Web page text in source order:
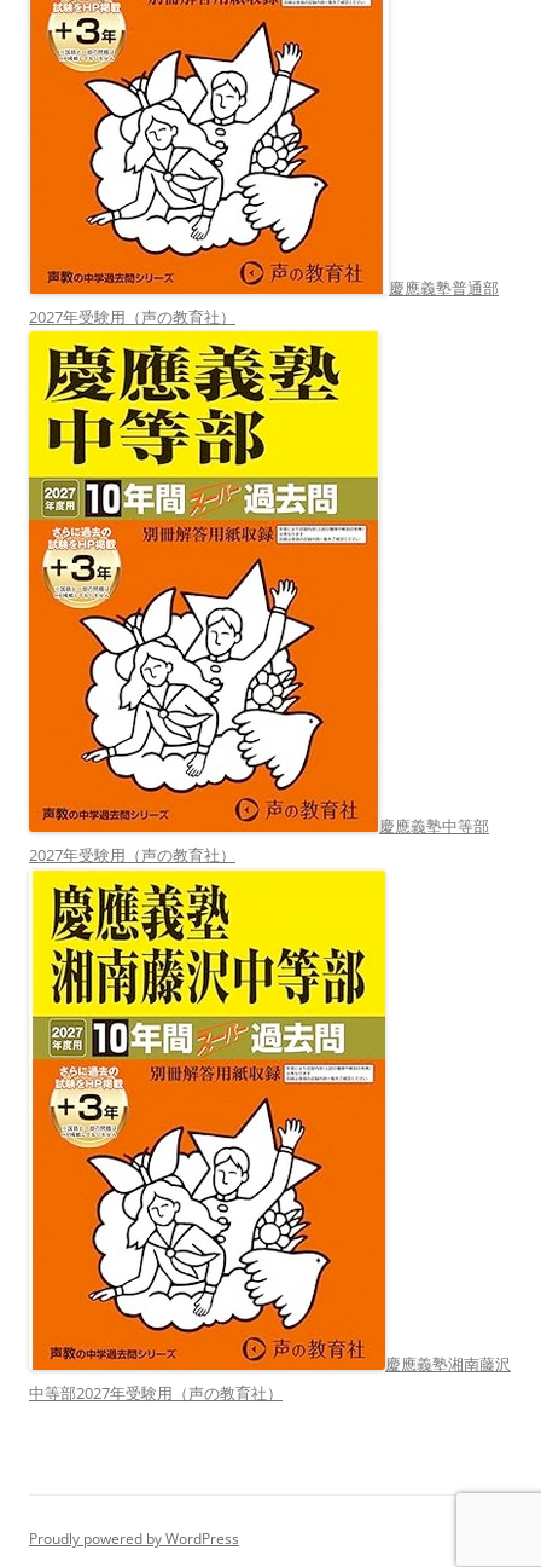
慶應義塾普通部
2027年受験用（声の教育社）
慶應義塾中等部
2027年受験用（声の教育社）
慶應義塾湘南藤沢
中等部2027年受験用（声の教育社）
Proudly powered by WordPress